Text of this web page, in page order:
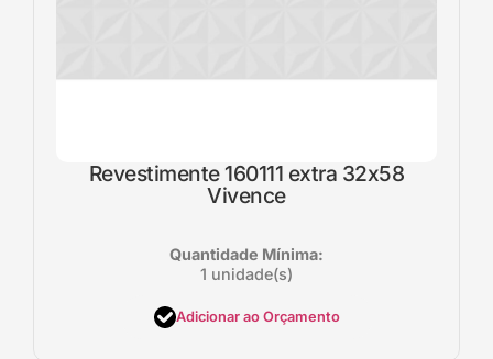
Revestimente 160111 extra 32x58
Vivence
Quantidade Mínima:
1 unidade(s)
Adicionar ao Orçamento